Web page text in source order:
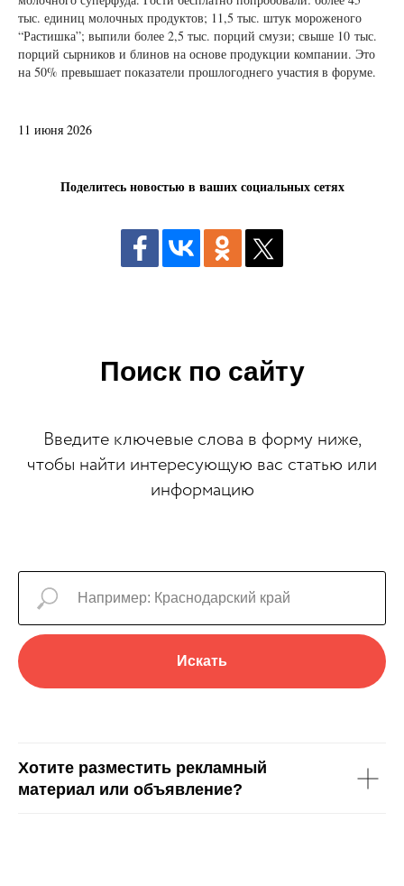
тыс. единиц молочных продуктов; 11,5 тыс. штук мороженого
“Растишка”; выпили более 2,5 тыс. порций смузи; свыше 10 тыс.
порций сырников и блинов на основе продукции компании. Это
на 50% превышает показатели прошлогоднего участия в форуме.
11 июня 2026
Поделитесь новостью в ваших социальных сетях
Поиск по сайту
Введите ключевые слова в форму ниже,
чтобы найти интересующую вас статью или
информацию
Искать
Хотите разместить рекламный
материал или объявление?